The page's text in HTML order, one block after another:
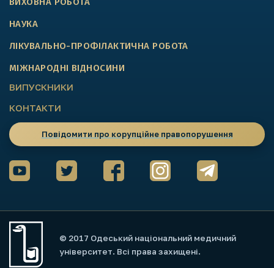
НАУКА
ЛІКУВАЛЬНО-ПРОФІЛАКТИЧНА РОБОТА
МІЖНАРОДНІ ВІДНОСИНИ
ВИПУСКНИКИ
КОНТАКТИ
Повідомити про корупційне правопорушення
© 2017 Одеський національний медичний
університет. Всі права захищені.